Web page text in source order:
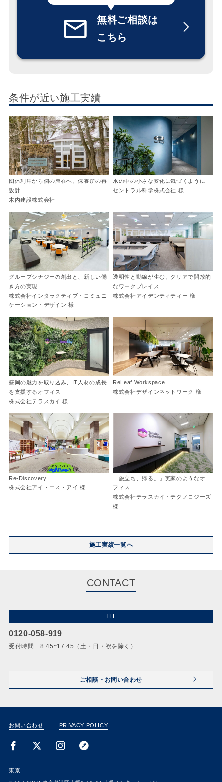
無料ご相談は
こちら
条件が近い施工実績
団体利用から個の滞在へ、保養所の再
設計
木内建設株式会社
水の中の小さな変化に気づくように
セントラル科学株式会社 様
グループシナジーの創出と、新しい働
き方の実現
株式会社インタラクティブ・コミュニ
ケーション・デザイン 様
透明性と動線が生む、クリアで開放的
なワークプレイス
株式会社アイデンティティー 様
盛岡の魅力を取り込み、IT人材の成長
を支援するオフィス
株式会社テラスカイ 様
ReLeaf Workspace
株式会社デザインネットワーク 様
Re-Discovery
株式会社アイ・エス・アイ 様
「旅立ち、帰る。」実家のようなオ
フィス
株式会社テラスカイ・テクノロジーズ
様
施工実績一覧へ
CONTACT
TEL
0120-058-919
受付時間 8:45~17:45（土・日・祝を除く）
ご相談・お問い合わせ
お問い合わせ PRIVACY POLICY
東京